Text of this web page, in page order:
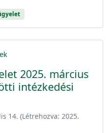
2025. március
intézkedési
14. (Létrehozva: 2025.